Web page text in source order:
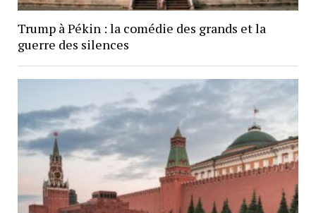
Trump à Pékin : la comédie des grands et la
guerre des silences